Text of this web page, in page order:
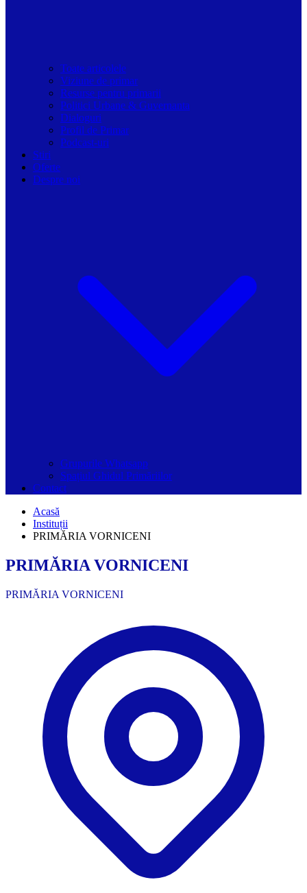
Toate articolele
Viziune de primar
Resurse pentru primarii
Politici Urbane & Guvernanta
Dialoguri
Profil de Primar
Podcast-uri
Stiri
Oferte
Despre noi
Grupurile Whatsapp
Spațiul Ghidul Primăriilor
Contact
Acasă
Instituții
PRIMĂRIA VORNICENI
PRIMĂRIA VORNICENI
PRIMĂRIA VORNICENI